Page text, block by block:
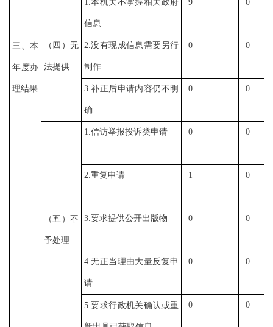
三、本
年度办
理结果
（四）无
法提供
1.本机关不掌握相关政府
信息
9 0
2.没有现成信息需要另行
制作
0 0
3.补正后申请内容仍不明
确
0 0
（五）不
予处理
1.信访举报投诉类申请 0 0
2.重复申请 1 0
3.要求提供公开出版物 0 0
4.无正当理由大量反复申
请
0 0
5.要求行政机关确认或重 0 0